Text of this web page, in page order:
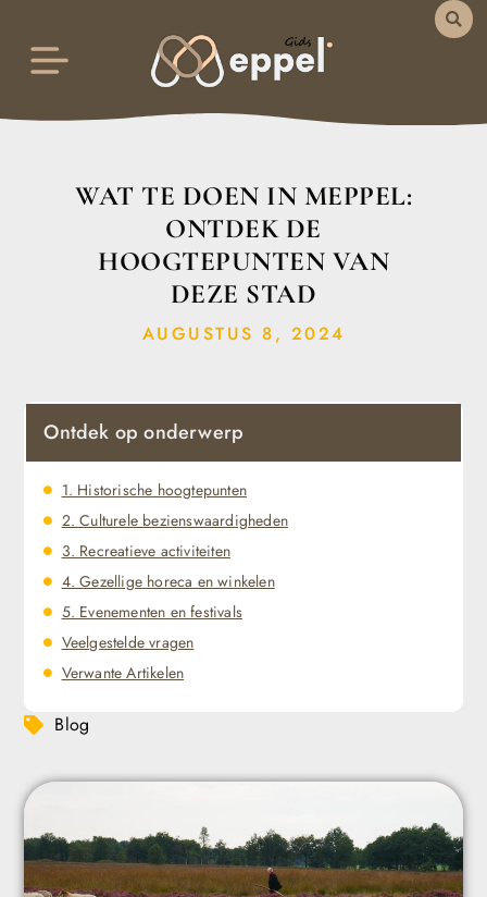
WAT TE DOEN IN MEPPEL:
ONTDEK DE
HOOGTEPUNTEN VAN
DEZE STAD
AUGUSTUS 8, 2024
Ontdek op onderwerp
1. Historische hoogtepunten
2. Culturele bezienswaardigheden
3. Recreatieve activiteiten
4. Gezellige horeca en winkelen
5. Evenementen en festivals
Veelgestelde vragen
Verwante Artikelen
Blog